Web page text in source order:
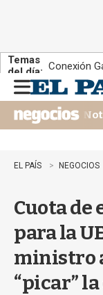
Temas
del día: Conexión
n
u
EL PAÍS NEGOCIOS
Cuota de
para la
ministro
“picar”